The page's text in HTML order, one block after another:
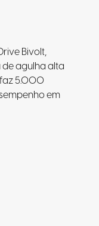
Bivolt,
agulha alta
faz 5.000
em